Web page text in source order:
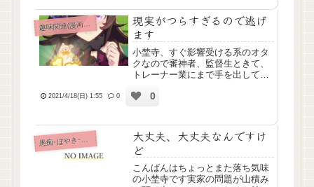
ッ...
趣
現実がつらすぎるので逃げ
ます
小埜寺、すぐ影響受ける系のオタ
クなので審神者、監督生ときて、
トレーナー業にまで手を出してし
現実逃避だよお←追記に続きま
2021/4/18(日) 1:55 0 0
愚 痴･ぼやき･病み記事
大丈夫、大丈夫なんですけ
ど
こんばんはちょっとまた落ち気味
の小埜寺です実家の問題が山積み